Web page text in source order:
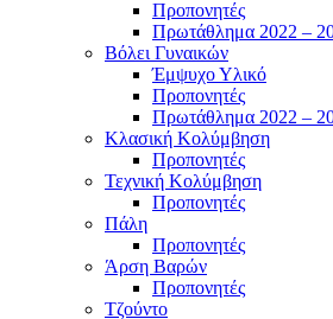
Προπονητές
Πρωτάθλημα 2022 –
Βόλει Γυναικών
Έμψυχο Υλικό
Προπονητές
Πρωτάθλημα 2022 –
Κλασική Κολύμβηση
Προπονητές
Τεχνική Κολύμβηση
Προπονητές
Πάλη
Προπονητές
Άρση Βαρών
Προπονητές
Τζούντο